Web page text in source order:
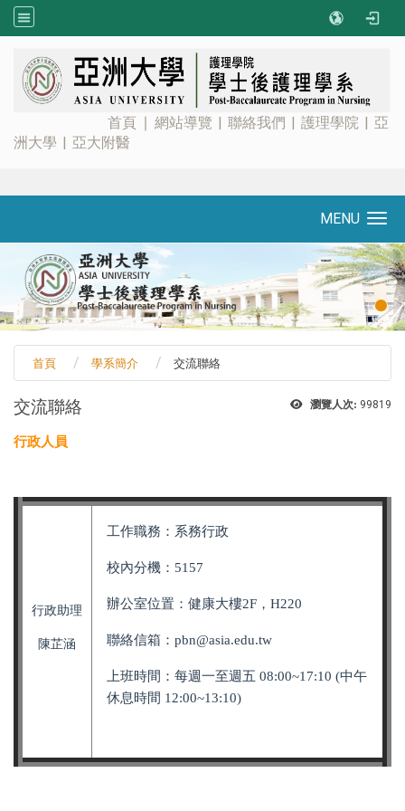
首頁 ∣ 網站導覽 | 聯絡我們 | 護理學院 | 亞
洲大學 | 亞大附醫
MENU
首頁 學系簡介 交流聯絡
瀏覽人次: 99819
交流聯絡
行政人員
行政助理
陳芷涵
工作職務：系務行政
校內分機：5157
辦公室位置：健康大樓2F，H220
聯絡信箱：pbn@asia.edu.tw
上班時間：每週一至週五 08:00~17:10 (中午
休息時間 12:00~13:10)